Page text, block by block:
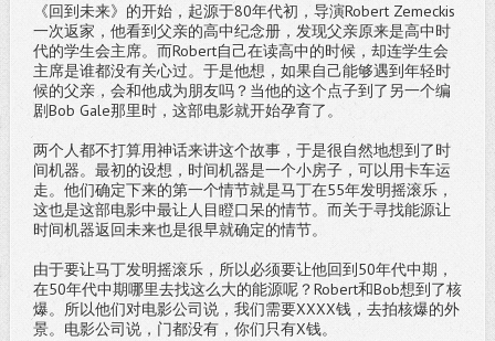
《回到未来》的开始，起源于80年代初，导演Robert Zemeckis
一次返家，他看到父亲的高中纪念册，发现父亲原来是高中时
代的学生会主席。而Robert自己在读高中的时候，却连学生会
主席是谁都没有关心过。于是他想，如果自己能够遇到年轻时
候的父亲，会和他成为朋友吗？当他的这个点子到了另一个编
剧Bob Gale那里时，这部电影就开始孕育了。
两个人都不打算用神话来讲这个故事，于是很自然地想到了时
间机器。最初的设想，时间机器是一个小房子，可以用卡车运
走。他们确定下来的第一个情节就是马丁在55年发明摇滚乐，
这也是这部电影中最让人目瞪口呆的情节。而关于寻找能源让
时间机器返回未来也是很早就确定的情节。
由于要让马丁发明摇滚乐，所以必须要让他回到50年代中期，
在50年代中期哪里去找这么大的能源呢？Robert和Bob想到了核
爆。所以他们对电影公司说，我们需要XXXX钱，去拍核爆的外
景。电影公司说，门都没有，你们只有X钱。